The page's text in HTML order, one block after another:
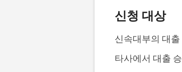
신청 대상
신속대부의 대
타사에서 대출